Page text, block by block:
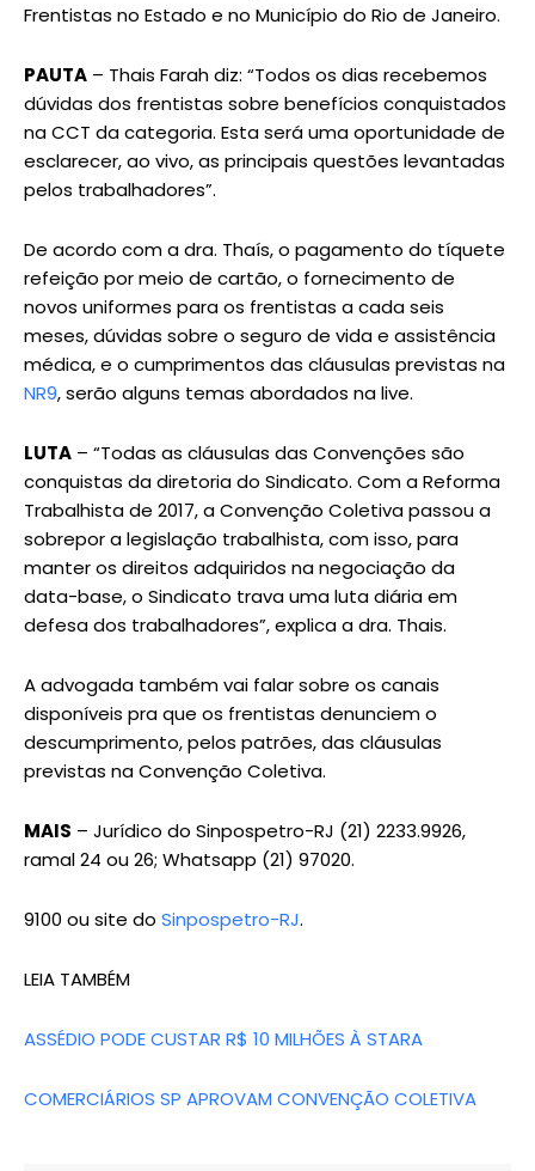
Frentistas no Estado e no Município do Rio de Janeiro.
PAUTA – Thais Farah diz: “Todos os dias recebemos
dúvidas dos frentistas sobre benefícios conquistados
na CCT da categoria. Esta será uma oportunidade de
esclarecer, ao vivo, as principais questões levantadas
pelos trabalhadores”.
De acordo com a dra. Thaís, o pagamento do tíquete
refeição por meio de cartão, o fornecimento de
novos uniformes para os frentistas a cada seis
meses, dúvidas sobre o seguro de vida e assistência
médica, e o cumprimentos das cláusulas previstas na
NR9, serão alguns temas abordados na live.
LUTA – “Todas as cláusulas das Convenções são
conquistas da diretoria do Sindicato. Com a Reforma
Trabalhista de 2017, a Convenção Coletiva passou a
sobrepor a legislação trabalhista, com isso, para
manter os direitos adquiridos na negociação da
data-base, o Sindicato trava uma luta diária em
defesa dos trabalhadores”, explica a dra. Thais.
A advogada também vai falar sobre os canais
disponíveis pra que os frentistas denunciem o
descumprimento, pelos patrões, das cláusulas
previstas na Convenção Coletiva.
MAIS – Jurídico do Sinpospetro-RJ (21) 2233.9926,
ramal 24 ou 26; Whatsapp (21) 97020.
9100 ou site do Sinpospetro-RJ.
LEIA TAMBÉM
ASSÉDIO PODE CUSTAR R$ 10 MILHÕES À STARA
COMERCIÁRIOS SP APROVAM CONVENÇÃO COLETIVA